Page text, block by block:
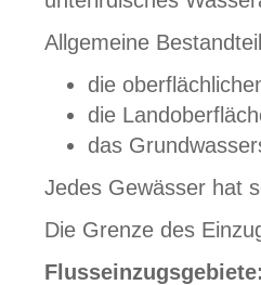
Allgemeine
die
die
das
Jedes Gewässer hat
Die Grenze des